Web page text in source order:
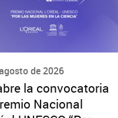
de 2026
la convocatoria
Nacional